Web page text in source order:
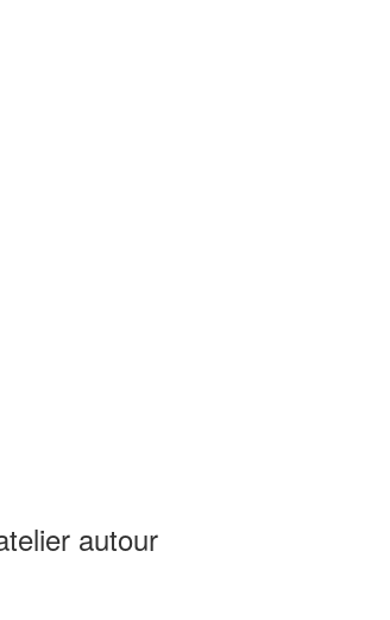
autour